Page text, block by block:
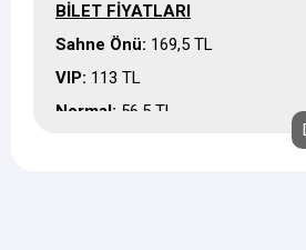
BİLET FİYATLARI
Sahne Önü: 169,5 TL
VIP: 113 TL
Normal: 56,5 TL